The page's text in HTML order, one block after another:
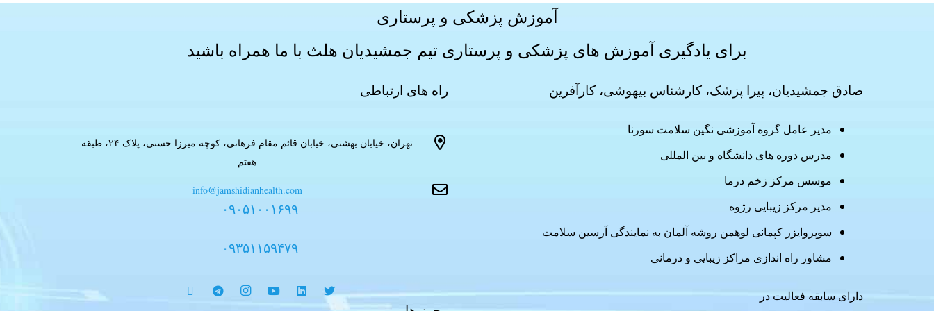
آموزش پزشکی و پرستاری
برای یادگیری آموزش های پزشکی و پرستاری تیم جمشیدیان هلث با ما همراه باشید
صادق جمشیدیان، پیرا پزشک، کارشناس بیهوشی، کارآفرین
مدیر عامل گروه آموزشی نگین سلامت سورنا
مدرس دوره های دانشگاه و بین المللی
موسس مرکز زخم درما
مدیر مرکز زیبایی رژوه
سوپروایزر کپمانی لوهمن روشه آلمان به نمایندگی آرسین سلامت
مشاور راه اندازی مراکز زیبایی و درمانی
دارای سابقه فعالیت در
راه های ارتباطی
تهران، خیابان بهشتی، خیابان قائم مقام فرهانی، کوچه میرزا حسنی، پلاک ۲۴، طبقه
هفتم
info@jamshidianhealth.com
۰۹۰۵۱۰۰۱۶۹۹
۰۹۳۵۱۱۵۹۴۷۹